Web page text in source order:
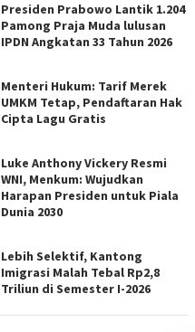
Presiden Prabowo Lantik 1.204
Pamong Praja Muda lulusan
IPDN Angkatan 33 Tahun 2026
Menteri Hukum: Tarif Merek
UMKM Tetap, Pendaftaran Hak
Cipta Lagu Gratis
Luke Anthony Vickery Resmi
WNI, Menkum: Wujudkan
Harapan Presiden untuk Piala
Dunia 2030
Lebih Selektif, Kantong
Imigrasi Malah Tebal Rp2,8
Triliun di Semester I-2026